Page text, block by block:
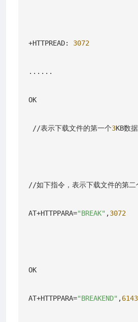
+HTTPREAD: 3072
......
OK
//表示下载文件的第一个3KB数
//如下指令，表示下载文件的第二
AT+HTTPPARA="BREAK" ,3072
OK
AT+HTTPPARA="BREAKEND" ,6143